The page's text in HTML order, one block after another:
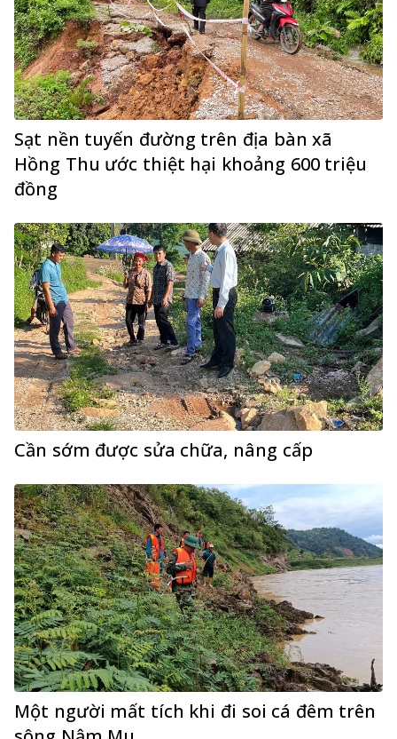
Sạt nền tuyến đường trên địa bàn xã
Hồng Thu ước thiệt hại khoảng 600 triệu
đồng
Cần sớm được sửa chữa, nâng cấp
Một người mất tích khi đi soi cá đêm trên